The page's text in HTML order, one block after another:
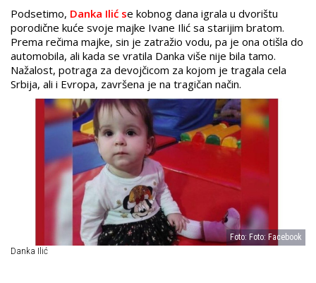
Podsetimo, Danka Ilić se kobnog dana igrala u dvorištu
porodične kuće svoje majke Ivane Ilić sa starijim bratom.
Prema rečima majke, sin je zatražio vodu, pa je ona otišla do
automobila, ali kada se vratila Danka više nije bila tamo.
Nažalost, potraga za devojčicom za kojom je tragala cela
Srbija, ali i Evropa, završena je na tragičan način.
Foto: Foto: Facebook
Danka Ilić